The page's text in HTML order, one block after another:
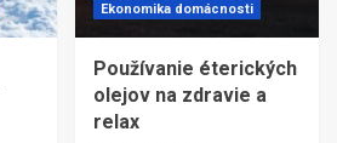
Ekonomika domácnosti
Používanie éterických
olejov na zdravie a
relax